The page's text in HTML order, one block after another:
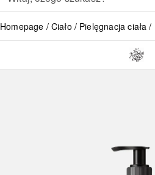
Homepage Ciało Pielęgnacja ciała